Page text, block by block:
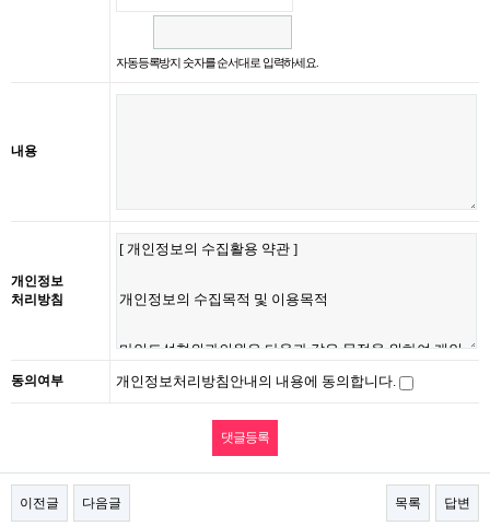
자동등록방지 숫자를 순서대로 입력하세요.
내용
개인정보
처리방침
동의여부 개인정보처리방침안내의 내용에 동의합니다.
이전글 다음글 목록 답변